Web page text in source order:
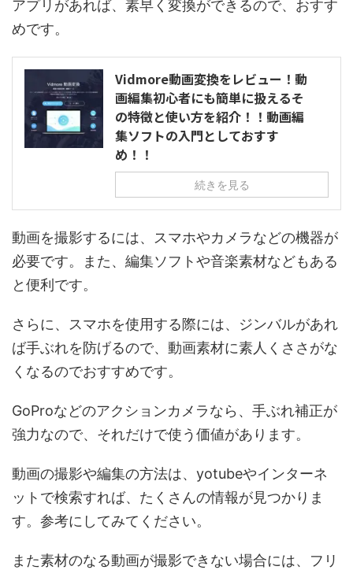
アプリがあれば、素早く変換ができるので、おすす
めです。
Vidmore動画変換をレビュー！動
画編集初心者にも簡単に扱えるそ
の特徴と使い方を紹介！！動画編
集ソフトの入門としておすす
め！！
続きを見る
動画を撮影するには、スマホやカメラなどの機器が
必要です。また、編集ソフトや音楽素材などもある
と便利です。
さらに、スマホを使用する際には、ジンバルがあれ
ば手ぶれを防げるので、動画素材に素人くささがな
くなるのでおすすめです。
GoProなどのアクションカメラなら、手ぶれ補正が
強力なので、それだけで使う価値があります。
動画の撮影や編集の方法は、yotubeやインターネ
ットで検索すれば、たくさんの情報が見つかりま
す。参考にしてみてください。
また素材のなる動画が撮影できない場合には、フリ